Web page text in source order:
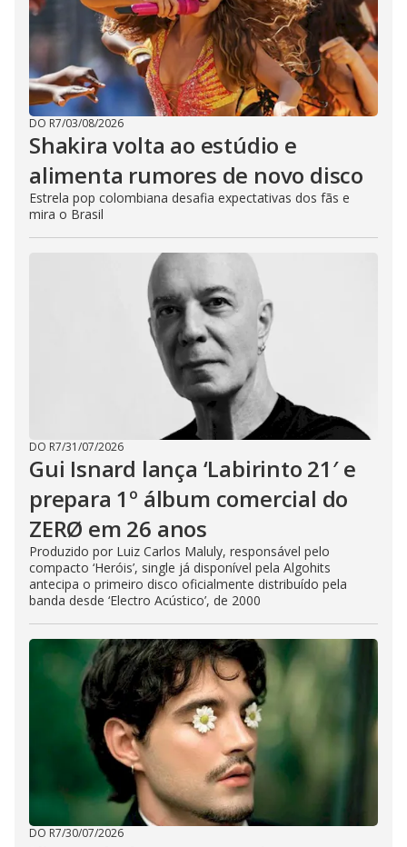
DO R7/03/08/2026
Shakira volta ao estúdio e
alimenta rumores de novo disco
Estrela pop colombiana desafia expectativas dos fãs e
mira o Brasil
DO R7/31/07/2026
Gui Isnard lança ‘Labirinto 21′ e
prepara 1º álbum comercial do
ZERØ em 26 anos
Produzido por Luiz Carlos Maluly, responsável pelo
compacto ‘Heróis’, single já disponível pela Algohits
antecipa o primeiro disco oficialmente distribuído pela
banda desde ‘Electro Acústico’, de 2000
DO R7/30/07/2026